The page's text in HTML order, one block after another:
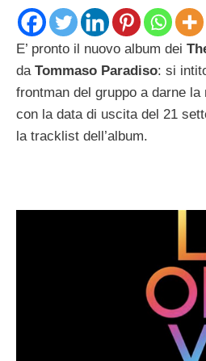
E’ pronto il nuovo album dei
daTommaso Paradiso: si
frontman del gruppo a darne
con la data di uscita del 21
la tracklist dell’album.